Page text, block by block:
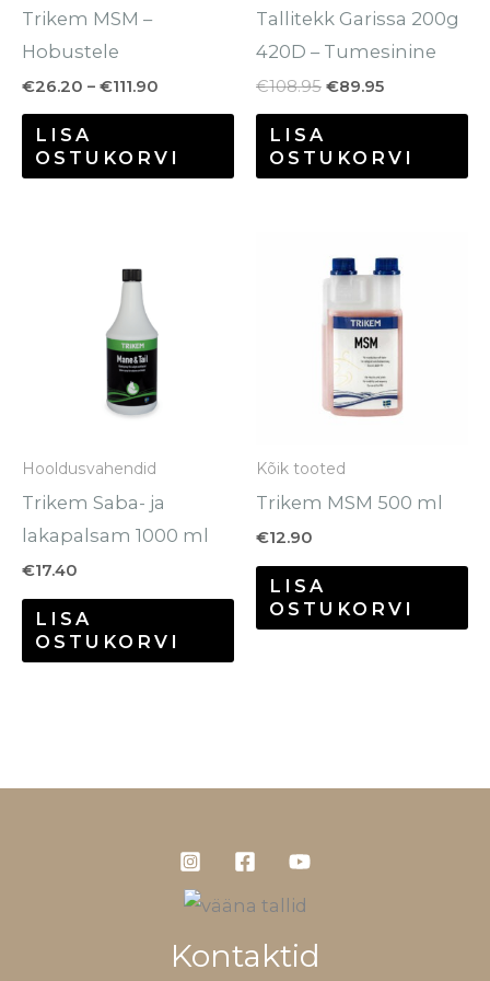
Trikem MSM –
Hobustele
€26.20 – €111.90
LISA
OSTUKORVI
tootelehel.
Tallitekk Garissa 200g
420D – Tumesinine
€108.95 €89.95
LISA
OSTUKORVI
Hooldusvahendid
Trikem Saba- ja
lakapalsam 1000 ml
€17.40
LISA
OSTUKORVI
Kõik tooted
Trikem MSM 500 ml
€12.90
LISA
OSTUKORVI
Kontaktid